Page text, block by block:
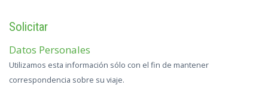
Solicitar
Datos Personales
Utilizamos esta información sólo con el fin de mantener
correspondencia sobre su viaje.